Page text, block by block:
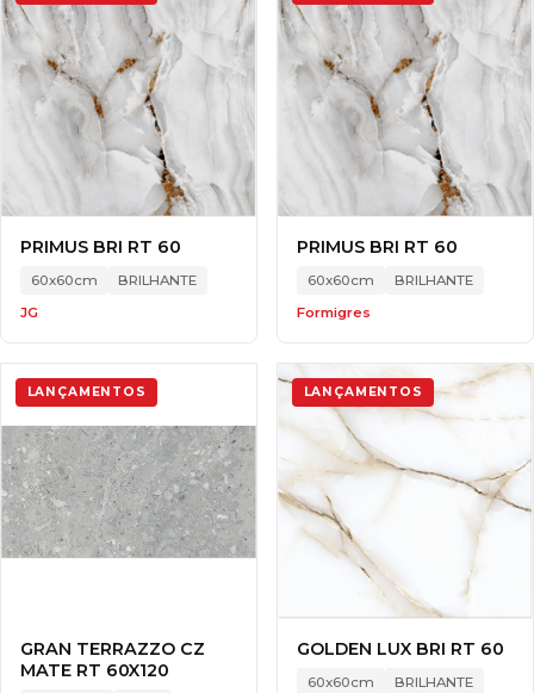
PRIMUS BRI RT 60
60x60cm
BRILHANTE
JG
PRIMUS BRI RT 60
60x60cm
BRILHANTE
Formigres
LANÇAMENTOS
GRAN TERRAZZO CZ
MATE RT 60X120
LANÇAMENTOS
GOLDEN LUX BRI RT 60
60x60cm
BRILHANTE